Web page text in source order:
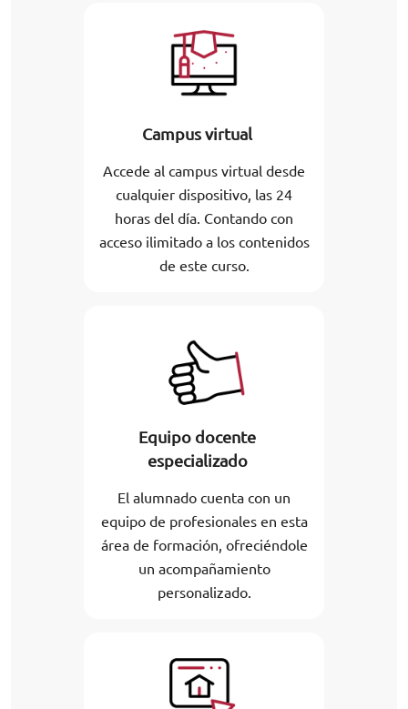
Campus virtual
Accede al campus virtual desde
cualquier dispositivo, las 24
horas del día. Contando con
acceso ilimitado a los contenidos
de este curso.
Equipo docente
especializado
El alumnado cuenta con un
equipo de profesionales en esta
área de formación, ofreciéndole
un acompañamiento
personalizado.